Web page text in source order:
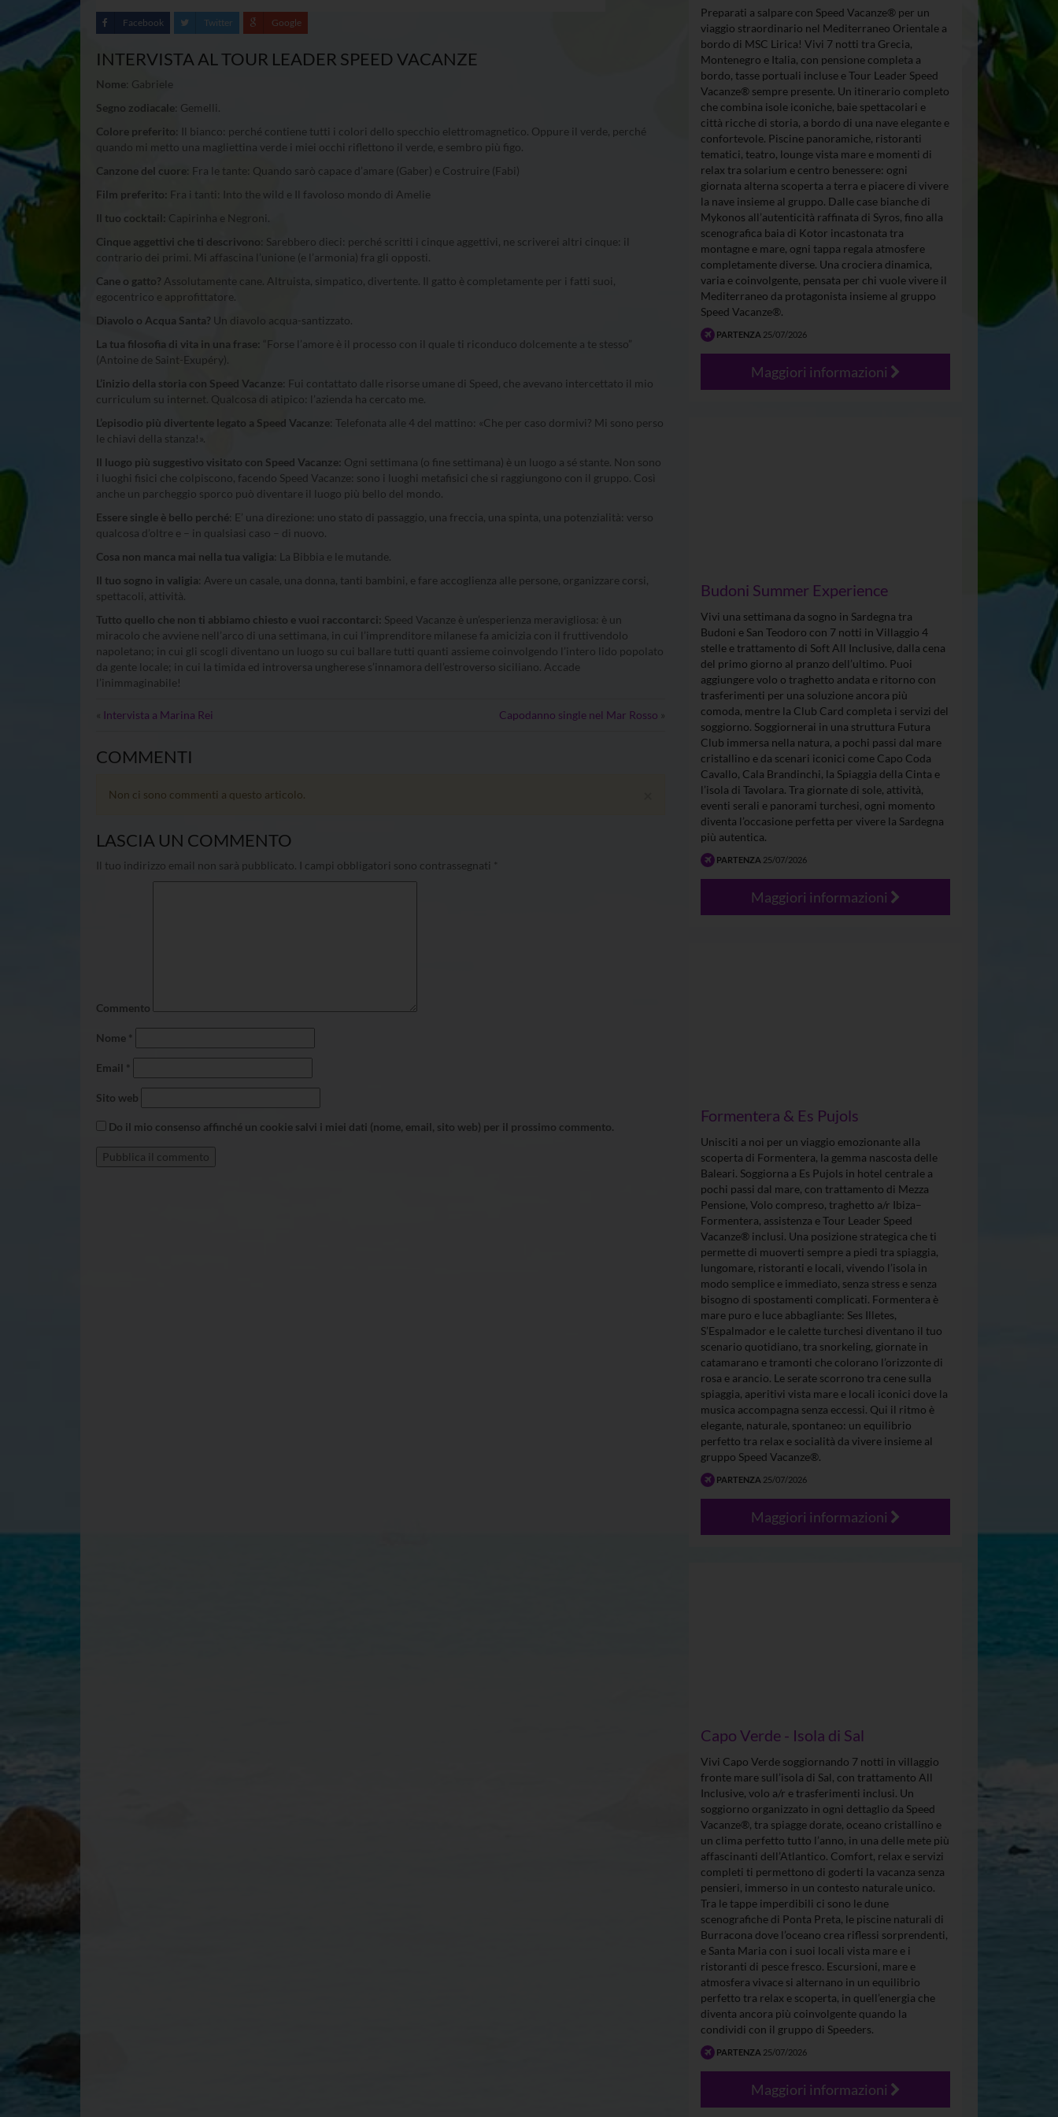
Facebook Twitter Google
INTERVISTA AL TOUR LEADER SPEED VACANZE
Nome: Gabriele
Segno zodiacale: Gemelli.
Colore preferito: Il bianco: perché contiene tutti i colori dello specchio elettromagnetico. Oppure il verde, perché
quando mi metto una magliettina verde i miei occhi riflettono il verde, e sembro più figo.
Canzone del cuore: Fra le tante: Quando sarò capace d’amare (Gaber) e Costruire (Fabi)
Film preferito: Fra i tanti: Into the wild e Il favoloso mondo di Amelie
Il tuo cocktail: Capirinha e Negroni.
Cinque aggettivi che ti descrivono: Sarebbero dieci: perché scritti i cinque aggettivi, ne scriverei altri cinque: il
contrario dei primi. Mi affascina l’unione (e l’armonia) fra gli opposti.
Cane o gatto? Assolutamente cane. Altruista, simpatico, divertente. Il gatto è completamente per i fatti suoi,
egocentrico e approfittatore.
Diavolo o Acqua Santa? Un diavolo acqua-santizzato.
La tua filosofia di vita in una frase:
“Forse l’amore è il processo con il quale ti riconduco dolcemente a te stesso”
(Antoine de Saint-Exupéry).
L’inizio della storia con Speed Vacanze: Fui contattato dalle risorse umane di Speed, che avevano intercettato il mio
curriculum su internet. Qualcosa di atipico: l’azienda ha cercato me.
L’episodio più divertente legato a Speed Vacanze: Telefonata alle 4 del mattino: «Che per caso dormivi? Mi sono perso
le chiavi della stanza!».
Il luogo più suggestivo visitato con Speed Vacanze: Ogni settimana (o fine settimana) è un luogo a sé stante. Non sono
i luoghi fisici che colpiscono, facendo Speed Vacanze: sono i luoghi metafisici che si raggiungono con il gruppo. Così
anche un parcheggio sporco può diventare il luogo più bello del mondo.
Essere single è bello perché: E’ una direzione: uno stato di passaggio, una freccia, una spinta, una potenzialità: verso
qualcosa d’oltre e – in qualsiasi caso – di nuovo.
Cosa non manca mai nella tua valigia: La Bibbia e le mutande.
Il tuo sogno in valigia: Avere un casale, una donna, tanti bambini, e fare accoglienza alle persone, organizzare corsi,
spettacoli, attività.
Tutto quello che non ti abbiamo chiesto e vuoi raccontarci: Speed Vacanze è un’esperienza meravigliosa: è un
miracolo che avviene nell’arco di una settimana, in cui l’imprenditore milanese fa amicizia con il fruttivendolo
napoletano; in cui gli scogli diventano un luogo su cui ballare tutti quanti assieme coinvolgendo l’intero lido popolato
da gente locale; in cui la timida ed introversa ungherese s’innamora dell’estroverso siciliano. Accade
l’inimmaginabile!
« Intervista a Marina Rei Capodanno single nel Mar Rosso »
COMMENTI
Non ci sono commenti a questo articolo.
LASCIA UN COMMENTO
Il tuo indirizzo email non sarà pubblicato. I campi obbligatori sono contrassegnati *
Commento
Nome *
Email *
Sito web
Do il mio consenso affinché un cookie salvi i miei dati (nome, email, sito web) per il prossimo commento.
Preparati a salpare con Speed Vacanze® per un
viaggio straordinario nel Mediterraneo Orientale a
bordo di MSC Lirica! Vivi 7 notti tra Grecia,
Montenegro e Italia, con pensione completa a
bordo, tasse portuali incluse e Tour Leader Speed
Vacanze® sempre presente. Un itinerario completo
che combina isole iconiche, baie spettacolari e
città ricche di storia, a bordo di una nave elegante e
confortevole. Piscine panoramiche, ristoranti
tematici, teatro, lounge vista mare e momenti di
relax tra solarium e centro benessere: ogni
giornata alterna scoperta a terra e piacere di vivere
la nave insieme al gruppo. Dalle case bianche di
Mykonos all’autenticità raffinata di Syros, fino alla
scenografica baia di Kotor incastonata tra
montagne e mare, ogni tappa regala atmosfere
completamente diverse. Una crociera dinamica,
varia e coinvolgente, pensata per chi vuole vivere il
Mediterraneo da protagonista insieme al gruppo
Speed Vacanze®.
PARTENZA 25/07/2026
Maggiori informazioni
Budoni Summer Experience
Vivi una settimana da sogno in Sardegna tra
Budoni e San Teodoro con 7 notti in Villaggio 4
stelle e trattamento di Soft All Inclusive, dalla cena
del primo giorno al pranzo dell’ultimo. Puoi
aggiungere volo o traghetto andata e ritorno con
trasferimenti per una soluzione ancora più
comoda, mentre la Club Card completa i servizi del
soggiorno. Soggiornerai in una struttura Futura
Club immersa nella natura, a pochi passi dal mare
cristallino e da scenari iconici come Capo Coda
Cavallo, Cala Brandinchi, la Spiaggia della Cinta e
l’isola di Tavolara. Tra giornate di sole, attività,
eventi serali e panorami turchesi, ogni momento
diventa l’occasione perfetta per vivere la Sardegna
più autentica.
PARTENZA 25/07/2026
Maggiori informazioni
Formentera & Es Pujols
Unisciti a noi per un viaggio emozionante alla
scoperta di Formentera, la gemma nascosta delle
Baleari. Soggiorna a Es Pujols in hotel centrale a
pochi passi dal mare, con trattamento di Mezza
Pensione, Volo compreso, traghetto a/r Ibiza–
Formentera, assistenza e Tour Leader Speed
Vacanze® inclusi. Una posizione strategica che ti
permette di muoverti sempre a piedi tra spiaggia,
lungomare, ristoranti e locali, vivendo l’isola in
modo semplice e immediato, senza stress e senza
bisogno di spostamenti complicati. Formentera è
mare puro e luce abbagliante: Ses Illetes,
S’Espalmador e le calette turchesi diventano il tuo
scenario quotidiano, tra snorkeling, giornate in
catamarano e tramonti che colorano l’orizzonte di
rosa e arancio. Le serate scorrono tra cene sulla
spiaggia, aperitivi vista mare e locali iconici dove la
musica accompagna senza eccessi. Qui il ritmo è
elegante, naturale, spontaneo: un equilibrio
perfetto tra relax e socialità da vivere insieme al
gruppo Speed Vacanze®.
PARTENZA 25/07/2026
Maggiori informazioni
Capo Verde - Isola di Sal
Vivi Capo Verde soggiornando 7 notti in villaggio
fronte mare sull’isola di Sal, con trattamento All
Inclusive, volo a/r e trasferimenti inclusi. Un
soggiorno organizzato in ogni dettaglio da Speed
Vacanze®, tra spiagge dorate, oceano cristallino e
un clima perfetto tutto l’anno, in una delle mete più
affascinanti dell’Atlantico. Comfort, relax e servizi
completi ti permettono di goderti la vacanza senza
pensieri, immerso in un contesto naturale unico.
Tra le tappe imperdibili ci sono le dune
scenografiche di Ponta Preta, le piscine naturali di
Burracona dove l’oceano crea riflessi sorprendenti,
e Santa Maria con i suoi locali vista mare e i
ristoranti di pesce fresco. Escursioni, mare e
atmosfera vivace si alternano in un equilibrio
perfetto tra relax e scoperta, in quell’energia che
diventa ancora più coinvolgente quando la
condividi con il gruppo di Speeders.
PARTENZA 25/07/2026
Maggiori informazioni